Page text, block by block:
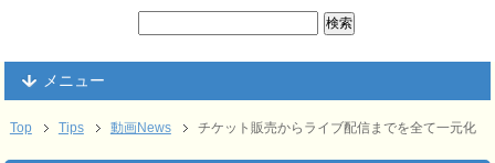
メニュー
Top Tips 動画News チケット販売からライブ配信までを全て一元化